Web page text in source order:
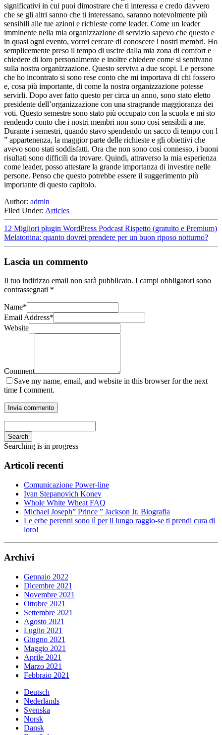
significativi in cui puoi dimostrare che ti interessa e credo davvero
che se gli altri sanno che ti interessano, saranno notevolmente più
sensibili alle tue azioni e richieste come leader. Come un leader
imminente nella mia organizzazione di servizio sapevo che questo e
in quasi ogni evento, vorrei cercare di conoscere i nostri membri. Ho
semplicemente preso il tempo di uscire dalla mia zona di comfort e
chiedere di loro personalmente e inoltre chiedere come si sentivano
sulla nostra organizzazione. Questo serviva a due scopi. Le persone
che ho incontrato si sono rese conto che mi importava di chi fossero
e, cosa più importante, di come la nostra organizzazione potesse
servirli. Dopo aver fatto questo per circa un anno, sono stato eletto
presidente dell’organizzazione con una stragrande maggioranza dei
voti. Questo semestre sono stato più occupato con la scuola e mi sto
rendendo conto che i nostri membri non sono così sensibili a me.
Durante i semestri, quando stavo spendendo un sacco di tempo con l
” appartenenza, la maggior parte delle richieste e gli obiettivi che
avevo sono stati soddisfatti. Ora che non sono così connesso, i buoni
risultati sono difficili da trovare. Quindi, attraverso la mia esperienza
come leader, posso attestare la grande importanza di investire nelle
persone. Penso che questo potrebbe essere il suggerimento più
importante di questo capitolo.
Author: admin
Filed Under: Articles
12 Migliori plugin WordPress Podcast Rispetto (gratuito e Premium)
Melatonina: quanto dovrei prendere per un buon riposo notturno?
Lascia un commento
Il tuo indirizzo email non sarà pubblicato. I campi obbligatori sono
contrassegnati *
Name*
Email Address*
Website
Comment
Save my name, email, and website in this browser for the next
time I comment.
Search
Searching is in progress
Articoli recenti
Comunicazione Power-line
Ivan Stepanovich Konev
Whole White Wheat FAQ
Michael Joseph” Prince ” Jackson Jr. Biografia
Le erbe perenni sono lì per il lungo raggio-se ti prendi cura di
loro!
Archivi
Gennaio 2022
Dicembre 2021
Novembre 2021
Ottobre 2021
Settembre 2021
Agosto 2021
Luglio 2021
Giugno 2021
Maggio 2021
Aprile 2021
Marzo 2021
Febbraio 2021
Deutsch
Nederlands
Svenska
Norsk
Dansk